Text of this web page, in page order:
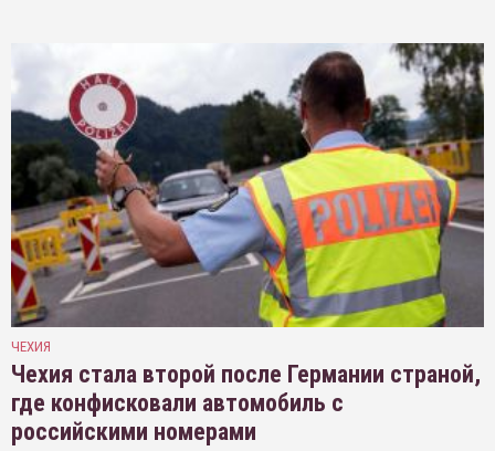
ЧЕХИЯ
Чехия стала второй после Германии страной,
где конфисковали автомобиль с
российскими номерами